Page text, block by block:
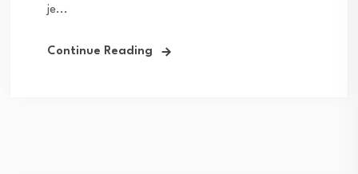
je...
Continue Reading